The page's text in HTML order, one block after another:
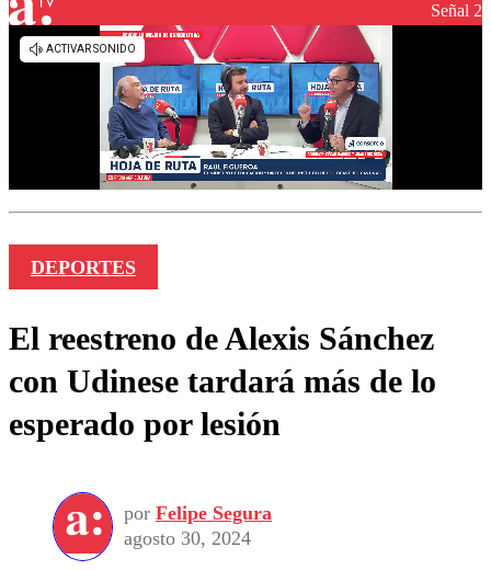
Señal 2
DEPORTES
El reestreno de Alexis Sánchez
con Udinese tardará más de lo
esperado por lesión
por Felipe Segura
agosto 30, 2024